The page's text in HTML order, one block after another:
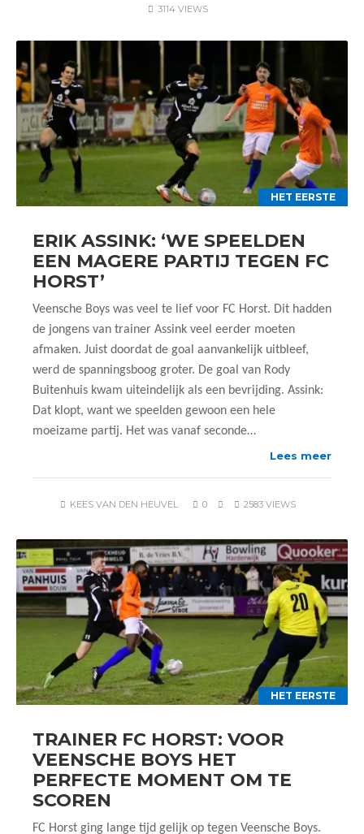
3114 VIEWS
HET EERSTE
ERIK ASSINK: ‘WE SPEELDEN
EEN MAGERE PARTIJ TEGEN FC
HORST’
Veensche Boys was veel te lief voor FC Horst. Dit hadden
de jongens van trainer Assink veel eerder moeten
afmaken. Juist doordat de goal aanvankelijk uitbleef,
werd de spanningsboog groter. De goal van Rody
Buitenhuis kwam uiteindelijk als een bevrijding. Assink:
Dat klopt, want we speelden gewoon een hele
moeizame partij. Het was vanaf seconde…
Lees meer
KEES VAN DEN HEUVEL 0 2583 VIEWS
HET EERSTE
TRAINER FC HORST: VOOR
VEENSCHE BOYS HET
PERFECTE MOMENT OM TE
SCOREN
FC Horst ging lange tijd gelijk op tegen Veensche Boys.